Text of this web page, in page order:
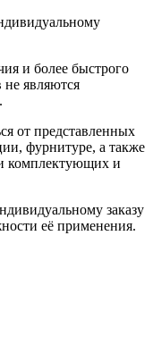
и более быстрого
не являются
от представленных
фурнитуре, а также
комплектующих и
заказу
её применения.